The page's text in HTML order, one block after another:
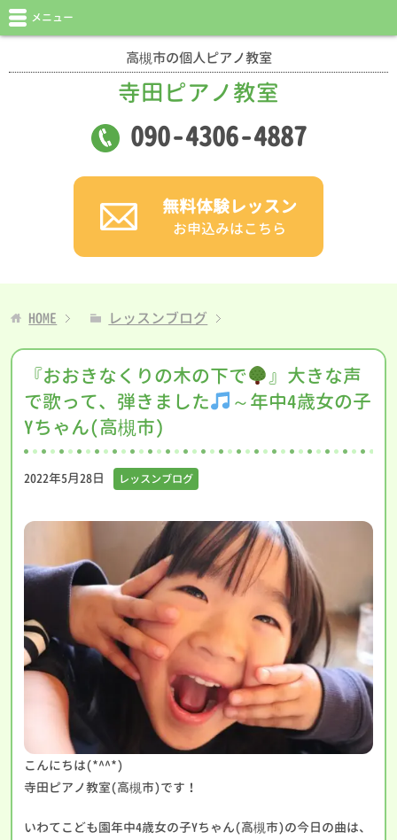
高槻市の個人ピアノ教室
寺田ピアノ教室
090-4306-4887
無料体験レッスン
お申込みはこちら
メニュー
HOME レッスンブログ
『おおきなくりの木の下で
』大きな声
で歌って、弾きました
～年中4歳女の子
Yちゃん(高槻市)
2022年5月28日 レッスンブログ
こんにちは(*^^*)
寺田ピアノ教室(高槻市)です！
いわてこども園年中4歳女の子Yちゃん(高槻市)の今日の曲は、